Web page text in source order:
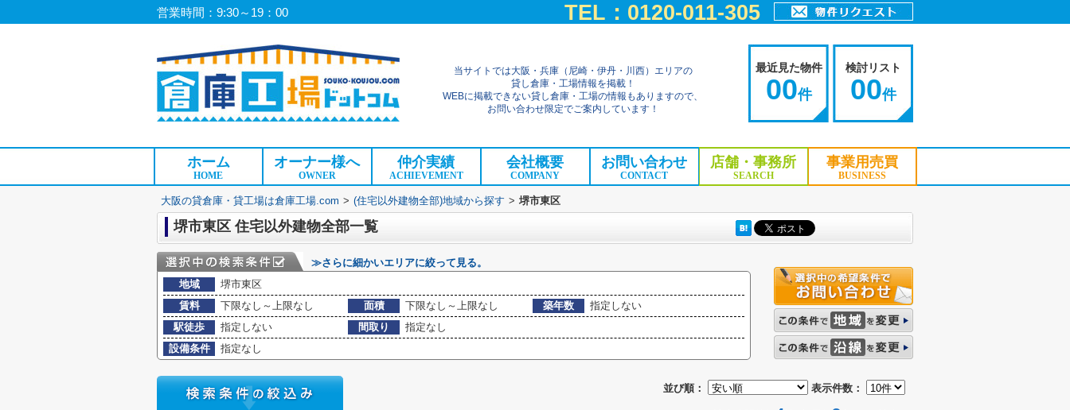
営業時間：9:30～19：00 TEL：0120-011-305
当サイトでは大阪・兵庫（尼崎・伊丹・川西）エリアの
貸し倉庫・工場情報を掲載！
WEBに掲載できない貸し倉庫・工場の情報もありますので、
お問い合わせ限定でご案内しています！
最近見た物件
00件
検討リスト
00件
ホーム
HOME
オーナー様へ
OWNER
仲介実績
ACHIEVEMENT
会社概要
COMPANY
お問い合わせ
CONTACT
店舗・事務所
SEARCH
事業用売買
BUSINESS
大阪の貸倉庫・貸工場は倉庫工場.com > (住宅以外建物全部)地域から探す > 堺市東区
堺市東区 住宅以外建物全部一覧
≫さらに細かいエリアに絞って見る。
地域
堺市東区
賃料
下限なし～上限なし 面積 下限なし～上限なし 築年数
指定しない
駅徒歩
指定しない 間取り
指定なし
設備条件
指定なし
並び順： 表示件数：